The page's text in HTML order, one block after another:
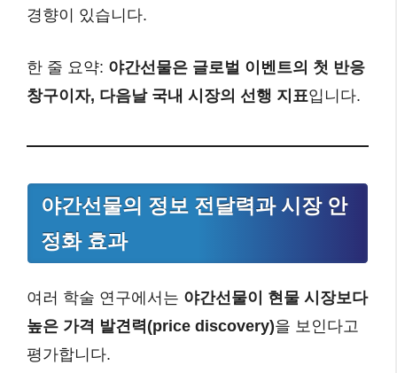
경향이 있습니다.
한 줄 요약: 야간선물은 글로벌 이벤트의 첫 반응
창구이자, 다음날 국내 시장의 선행 지표입니다.
야간선물의 정보 전달력과 시장 안
정화 효과
여러 학술 연구에서는 야간선물이 현물 시장보다
높은 가격 발견력(price discovery)을 보인다고
평가합니다.